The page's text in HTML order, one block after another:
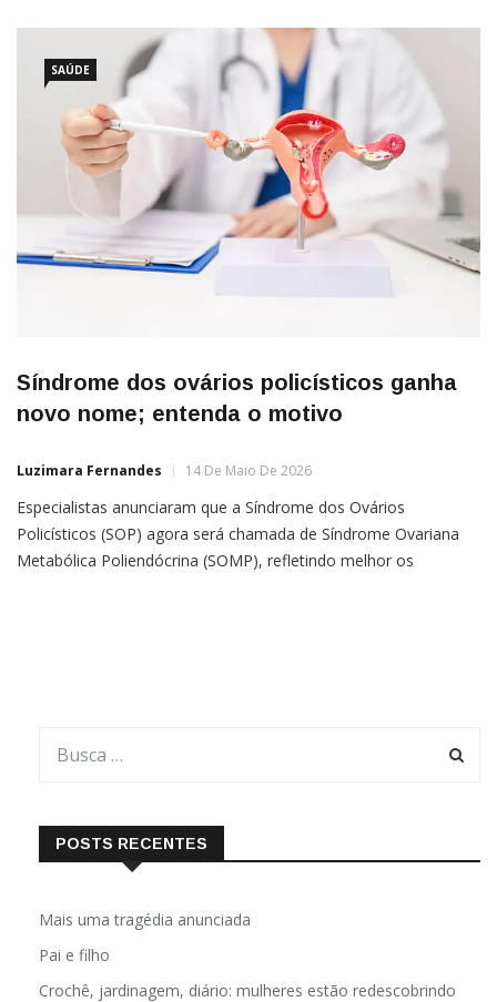
SAÚDE
Síndrome dos ovários policísticos ganha
novo nome; entenda o motivo
Luzimara Fernandes 14 De Maio De 2026
Especialistas anunciaram que a Síndrome dos Ovários
Policísticos (SOP) agora será chamada de Síndrome Ovariana
Metabólica Poliendócrina (SOMP), refletindo melhor os
POSTS RECENTES
Mais uma tragédia anunciada
Pai e filho
Crochê, jardinagem, diário: mulheres estão redescobrindo